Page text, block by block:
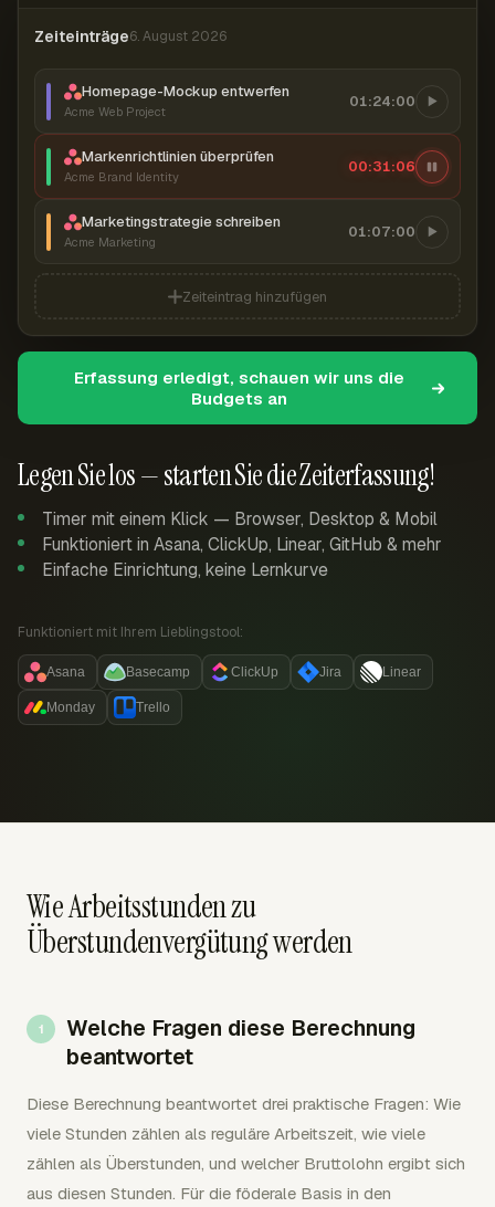
Legen Sie los — starten Sie die Zeiterfassung!
Timer mit einem Klick — Browser, Desktop & Mobil
Funktioniert in Asana, ClickUp, Linear, GitHub & mehr
Einfache Einrichtung, keine Lernkurve
Funktioniert mit Ihrem Lieblingstool:
Asana Basecamp ClickUp Jira Linear
Monday Trello
Zeiteinträge6. August 2026
Homepage-Mockup entwerfen
Acme Web Project
01:24:00
Markenrichtlinien überprüfen
Acme Brand Identity
00:31:07
Marketingstrategie schreiben
Acme Marketing
01:07:00
Zeiteintrag hinzufügen
Erfassung erledigt, schauen wir uns die
Budgets an
Wie Arbeitsstunden zu
Überstundenvergütung werden
Welche Fragen diese Berechnung
beantwortet
Diese Berechnung beantwortet drei praktische Fragen: Wie
viele Stunden zählen als reguläre Arbeitszeit, wie viele
zählen als Überstunden, und welcher Bruttolohn ergibt sich
aus diesen Stunden. Für die föderale Basis in den